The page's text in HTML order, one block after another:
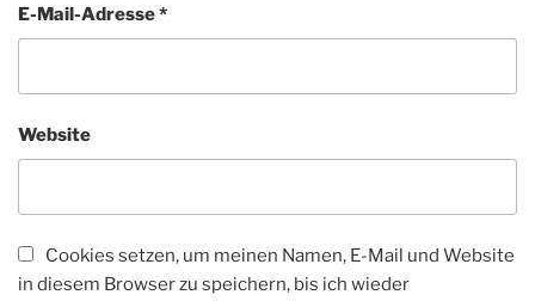
E-Mail-Adresse*
Website
Cookies setzen, um meinen Namen, E-Mail und Website
in diesem Browser zu speichern, bis ich wieder